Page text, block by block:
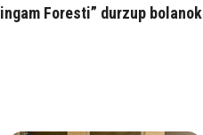
Foresti” durzup bolanok